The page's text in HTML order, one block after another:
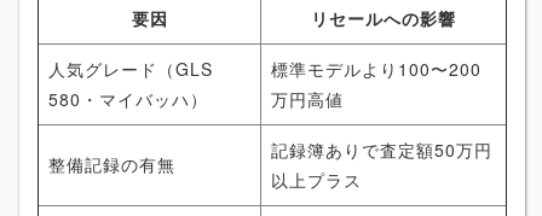
要因 リセールへの影響
人気グレード（GLS
580・マイバッハ）
標準モデルより100〜200
万円高値
整備記録の有無
記録簿ありで査定額50万円
以上プラス